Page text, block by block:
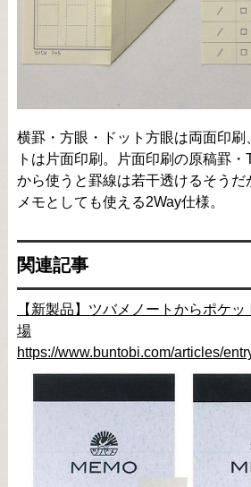
横罫・方眼・ドット方眼は両面印刷
トは片面印刷。片面印刷の原稿罫・
から使うと罫線は若干透けるそうだ
メモとしても使える2Way仕様。
関連記事
【新製品】ツバメノートからポケ
場
https://www.buntobi.com/articles/